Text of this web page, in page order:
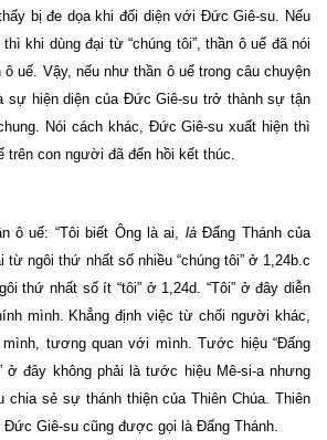
bị đe dọa khi đối diện với Đức Giê-su. Nếu
khi dùng đại từ “chúng tôi”, thần ô uế đã nói
uế. Vậy, nếu như thần ô uế trong câu chuyện
sự hiện diện của Đức Giê-su trở thành sự tận
Nói cách khác, Đức Giê-su xuất hiện thì
trên con người đã đến hồi kết thúc.
ô uế: “Tôi biết Ông là ai, làĐấng Thánh của
từ ngôi thứ nhất số nhiều “chúng tôi” ở 1,24b.c
thứ nhất số ít “tôi” ở 1,24d. “Tôi” ở đây diễn
mình. Khẳng định việc từ chối người khác,
tương quan với mình. Tước hiệu “Đấng
ở đây không phải là tước hiệu Mê-si-a nhưng
chia sẻ sự thánh thiện của Thiên Chúa. Thiên
Đức Giê-su cũng được gọi là Đấng Thánh.